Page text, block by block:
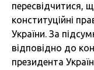
пересвідчитися,
конституційні
України. За
відповідно до
президента